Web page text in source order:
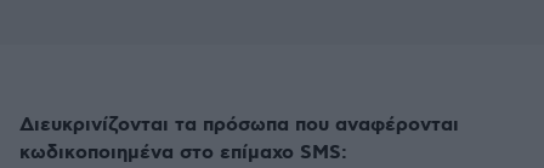
Διευκρινίζονται τα πρόσωπα που αναφέρονται
κωδικοποιημένα στο επίμαχο SMS: